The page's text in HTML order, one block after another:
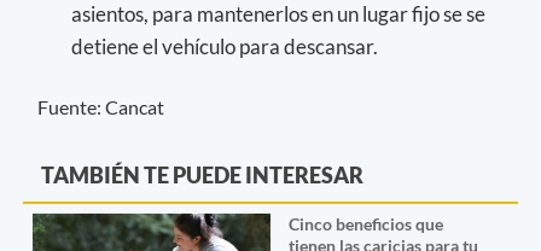
asientos, para mantenerlos en un lugar fijo se se
detiene el vehículo para descansar.
Fuente: Cancat
TAMBIÉN TE PUEDE INTERESAR
Cinco beneficios que
tienen las caricias para tu